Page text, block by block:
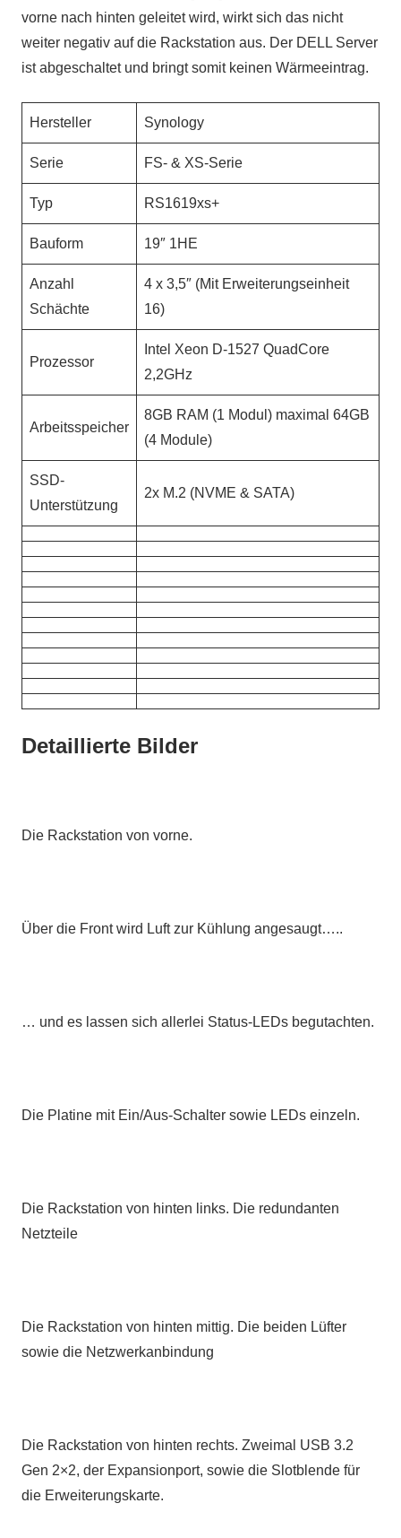
vorne nach hinten geleitet wird, wirkt sich das nicht
weiter negativ auf die Rackstation aus. Der DELL Server
ist abgeschaltet und bringt somit keinen Wärmeeintrag.
Hersteller Synology
Serie FS- & XS-Serie
Typ RS1619xs+
Bauform 19″ 1HE
Anzahl
Schächte
4 x 3,5″ (Mit Erweiterungseinheit
16)
Prozessor
Intel Xeon D-1527 QuadCore
2,2GHz
Arbeitsspeicher
8GB RAM (1 Modul) maximal 64GB
(4 Module)
SSD-
Unterstützung
2x M.2 (NVME & SATA)
Detaillierte Bilder
Die Rackstation von vorne.
Über die Front wird Luft zur Kühlung angesaugt…..
… und es lassen sich allerlei Status-LEDs begutachten.
Die Platine mit Ein/Aus-Schalter sowie LEDs einzeln.
Die Rackstation von hinten links. Die redundanten
Netzteile
Die Rackstation von hinten mittig. Die beiden Lüfter
sowie die Netzwerkanbindung
Die Rackstation von hinten rechts. Zweimal USB 3.2
Gen 2×2, der Expansionport, sowie die Slotblende für
die Erweiterungskarte.